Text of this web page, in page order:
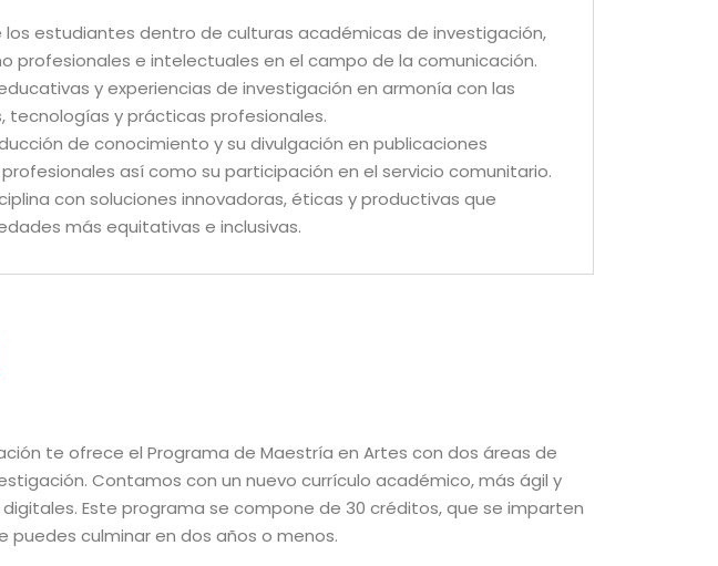
estudiantes dentro de culturas académicas de investigación,
profesionales e intelectuales en el campo de la comunicación.
y experiencias de investigación en armonía con las
tecnologías y prácticas profesionales.
de conocimiento y su divulgación en publicaciones
así como su participación en el servicio comunitario.
con soluciones innovadoras, éticas y productivas que
más equitativas e inclusivas.
te ofrece el Programa de Maestría en Artes con dos áreas de
Contamos con un nuevo currículo académico, más ágil y
Este programa se compone de 30 créditos, que se imparten
puedes culminar en dos años o menos.